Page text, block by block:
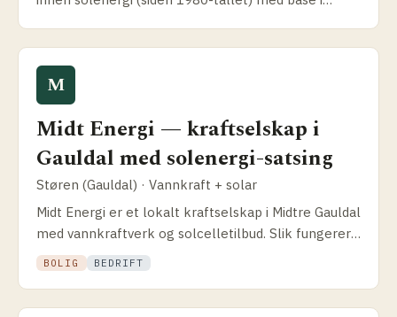
M
Midt Energi — kraftselskap i
Gauldal med solenergi-satsing
Støren (Gauldal) · Vannkraft + solar
Midt Energi er et lokalt kraftselskap i Midtre Gauldal
med vannkraftverk og solcelle­tilbud. Slik fungerer
pakkeløsningen for Trøndelag-kunder og hva som
skiller dem fra større aktører.
BOLIG BEDRIFT